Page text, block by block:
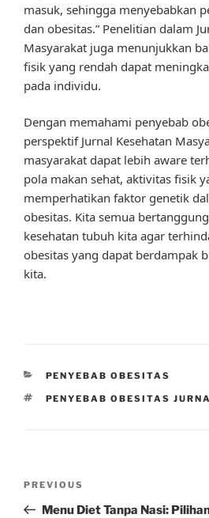
masuk, sehingga menyebabkan
dan obesitas.” Penelitian dalam
Masyarakat juga menunjukkan
fisik yang rendah dapat
pada individu.
Dengan memahami penyebab
perspektif Jurnal Kesehatan
masyarakat dapat lebih aware
pola makan sehat, aktivitas fisik
memperhatikan faktor genetik
obesitas. Kita semua
kesehatan tubuh kita agar
obesitas yang dapat berdampak
kita.
CATEGORIES
PENYEBAB OBESITAS
TAGS
PENYEBAB OBESITAS
Previous
Post
PREVIOUS
Menu Diet Tanpa Nasi: